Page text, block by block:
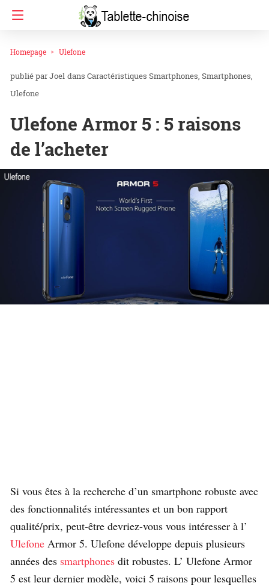
Homepage Ulefone
Joel dans Caractéristiques Smartphones Smartphones
Ulefone
Ulefone Armor 5 : 5 raisons
de l’acheter
Si vous êtes à la recherche d’un smartphone robuste avec
des fonctionnalités intéressantes et un bon rapport
qualité/prix, peut-être devriez-vous vous intéresser à l’
Ulefone Armor 5. Ulefone développe depuis plusieurs
années des smartphones dit robustes. L’ Ulefone Armor
5 est leur dernier modèle, voici 5 raisons pour lesquelles